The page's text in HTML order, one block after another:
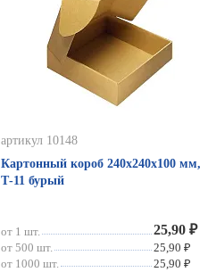
артикул 10148
Картонный короб 240х240х100 мм,
Т-11 бурый
от 1 шт. 25,90 ₽
от 500 шт.
25,90 ₽
от 1000 шт.
25,90 ₽